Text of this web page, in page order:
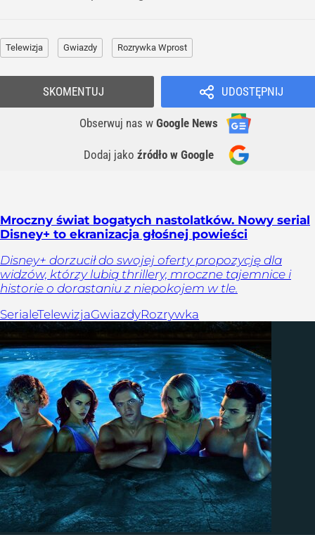
Telewizja Gwiazdy Rozrywka Wprost
UDOSTĘPNIJ
Obserwuj nas w Google News
Dodaj jako źródło w Google
SKOMENTUJ
Mroczny świat bogatych nastolatków. Nowy serial
Disney+ to ekranizacja głośnej powieści
Disney+ dorzucił do swojej oferty propozycję dla
widzów, którzy lubią thrillery, mroczne tajemnice i
historie o dorastaniu z niepokojem w tle.
SerialeTelewizjaGwiazdyRozrywka